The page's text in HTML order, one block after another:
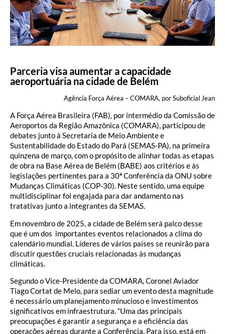
Parceria visa aumentar a capacidade
aeroportuária na cidade de Belém
Agência Força Aérea – COMARA, por Suboficial Jean
A Força Aérea Brasileira (FAB), por intermédio da Comissão de
Aeroportos da Região Amazônica (COMARA), participou de
debates junto à Secretaria de Meio Ambiente e
Sustentabilidade do Estado do Pará (SEMAS-PA), na primeira
quinzena de março, com o propósito de alinhar todas as etapas
de obra na Base Aérea de Belém (BABE) aos critérios e às
legislações pertinentes para a 30ª Conferência da ONU sobre
Mudanças Climáticas (COP-30). Neste sentido, uma equipe
multidisciplinar foi engajada para dar andamento nas
tratativas junto a integrantes da SEMAS.
Em novembro de 2025, a cidade de Belém será palco desse
que é um dos importantes eventos relacionados a clima do
calendário mundial. Líderes de vários países se reunirão para
discutir questões cruciais relacionadas às mudanças
climáticas.
Segundo o Vice-Presidente da COMARA, Coronel Aviador
Tiago Cortat de Melo, para sediar um evento desta magnitude
é necessário um planejamento minucioso e investimentos
significativos em infraestrutura. “Uma das principais
preocupações é garantir a segurança e a eficiência das
operações aéreas durante a Conferência. Para isso, está em